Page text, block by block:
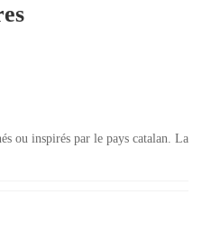
ou inspirés par le pays catalan. La